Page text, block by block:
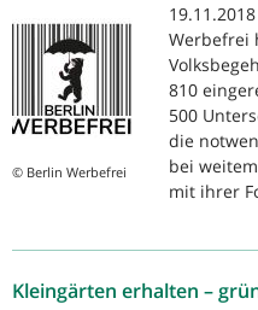
© Berlin Werbefrei
Werbefrei
810
500
die
bei
mit ihrer
Kleingärten erhalten –